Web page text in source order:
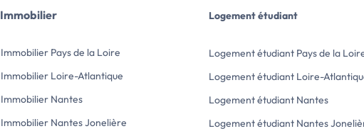
Loyer
Frais
charge
Dépôt
Immobilier
Immobilier Pays de la Loire
Immobilier Loire-Atlantique
Immobilier Nantes
Immobilier Nantes Jonelière
Logement étudiant
Logement étudiant Pays de la
Logement étudiant Loire-
Logement étudiant Nantes
Logement étudiant Nantes